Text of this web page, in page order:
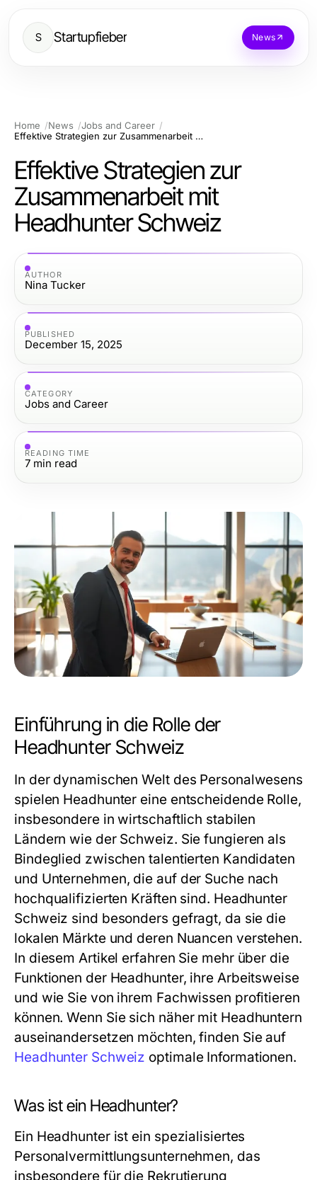
S Startupfieber News
Home News
Jobs and Career
Effektive Strategien zur Zusammenarbeit mit Headhunter Schweiz
Effektive Strategien zur
Zusammenarbeit mit
Headhunter Schweiz
AUTHOR
Nina Tucker
PUBLISHED
December 15, 2025
CATEGORY
Jobs and Career
READING TIME
7 min read
Einführung in die Rolle der
Headhunter Schweiz
In der dynamischen Welt des Personalwesens
spielen Headhunter eine entscheidende Rolle,
insbesondere in wirtschaftlich stabilen
Ländern wie der Schweiz. Sie fungieren als
Bindeglied zwischen talentierten Kandidaten
und Unternehmen, die auf der Suche nach
hochqualifizierten Kräften sind. Headhunter
Schweiz sind besonders gefragt, da sie die
lokalen Märkte und deren Nuancen verstehen.
In diesem Artikel erfahren Sie mehr über die
Funktionen der Headhunter, ihre Arbeitsweise
und wie Sie von ihrem Fachwissen profitieren
können. Wenn Sie sich näher mit Headhuntern
auseinandersetzen möchten, finden Sie auf
Headhunter Schweiz optimale Informationen.
Was ist ein Headhunter?
Ein Headhunter ist ein spezialisiertes
Personalvermittlungsunternehmen, das
insbesondere für die Rekrutierung